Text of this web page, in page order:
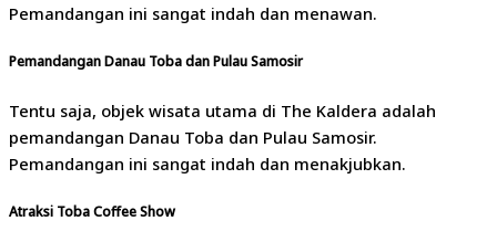
Pemandangan ini sangat indah dan menawan.
Pemandangan Danau Toba dan Pulau Samosir
Tentu saja, objek wisata utama di The Kaldera adalah
pemandangan Danau Toba dan Pulau Samosir.
Pemandangan ini sangat indah dan menakjubkan.
Atraksi Toba Coffee Show